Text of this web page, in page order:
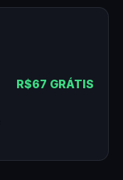
R$67 GRÁTIS